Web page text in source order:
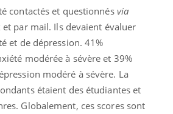
contactés et questionnés via
et par mail. Ils devaient évaluer
et de dépression. 41%
modérée à sévère et 39%
modéré à sévère. La
étaient des étudiantes et
Globalement, ces scores sont